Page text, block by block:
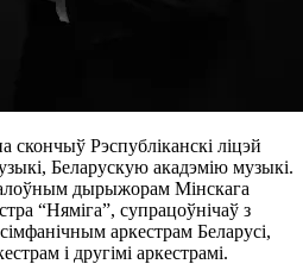
скончыў Рэспубліканскі ліцэй
Беларускую акадэмію музыкі.
дырыжорам Мінскага
“Няміга”, супрацоўнічаў з
аркестрам Беларусі,
і другімі аркестрамі.